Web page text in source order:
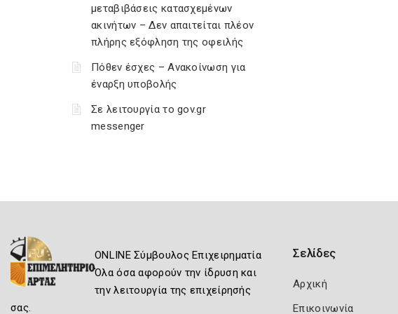
μεταβιβάσεις κατασχεμένων
ακινήτων – Δεν απαιτείται πλέον
πλήρης εξόφληση της οφειλής
Πόθεν έσχες – Ανακοίνωση για
έναρξη υποβολής
Σε λειτουργία το gov.gr
messenger
ONLINE Σύμβουλος Επιχειρηματία
Όλα όσα αφορούν την ίδρυση και
την λειτουργία της επιχείρησής
σας.
Σελίδες
Αρχική
Επικοινωνία